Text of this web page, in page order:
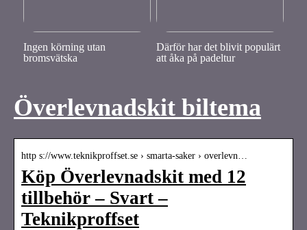
Ingen körning utan
bromsvätska
Därför har det blivit populärt
att åka på padeltur
Överlevnadskit biltema
http s://www.teknikproffset.se › smarta-saker › overlevn…
Köp Överlevnadskit med 12
tillbehör – Svart –
Teknikproffset